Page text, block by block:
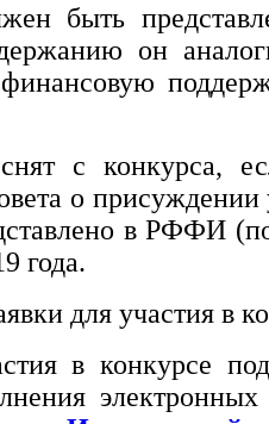
быть
он
с конкурса,
о
в РФФИ
года.
для участия в
в конкурсе